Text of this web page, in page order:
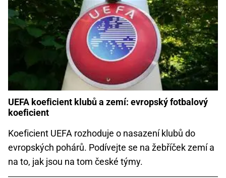
UEFA koeficient klubů a zemí: evropský fotbalový
koeficient
Koeficient UEFA rozhoduje o nasazení klubů do
evropských pohárů. Podívejte se na žebříček zemí a
na to, jak jsou na tom české týmy.